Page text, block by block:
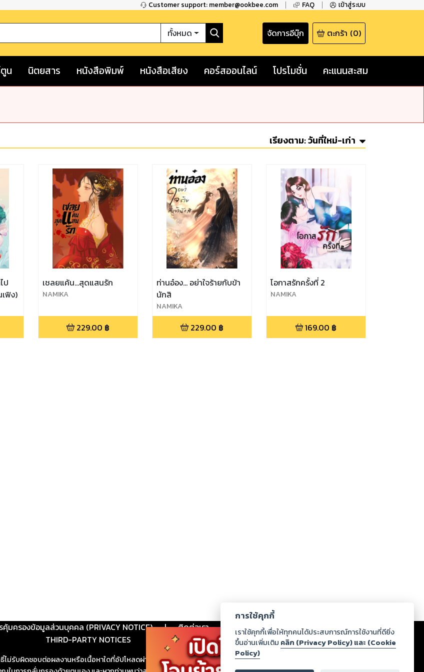
Customer support: member@ookbee.com FAQ เข้าสู่ระบบ
ทั้งหมด จัดการอีบุ๊ก ตะกร้า (0)
น นิตยสาร หนังสือพิมพ์ หนังสือเสียง คอร์สออนไลน์ โปรโมชั่น คะแนนสะสม
เรียงตาม:วันที่ใหม่-เก่า
ป
ฟิง)
เชลยแค้น...สุดแสนรัก
์NAMIKA
229.00 ฿
ท่านอ๋อง... อย่าใจร้ายกับข้า
นักสิ
์NAMIKA
229.00 ฿
โอกาสรักครั้งที่ 2
์NAMIKA
169.00 ฿
คุ้มครองข้อมูลส่วนบุคคล (PRIVACY NOTICE) | ติดต่อเรา ร่วมงานกับเรา ดาวน์โหลด
THIRD-PARTY NOTICES
รับผิดชอบต่อผลงานหรือเนื้อหาใดที่อัปโหลดผ่านเว็บไซต์และปรากฏว่าละเมิดสิทธิในทรัพย์สินทางปัญญาของบุคคลอื่นหรือ
การใช้คุกกี้
เราใช้คุกกี้เพื่อให้ทุกคนได้ประสบการณ์การใช้งานที่ดียิ่ง
ขึ้นอ่านเพิ่มเติม คลิก (Privacy Policy) และ (Cookie
Policy)